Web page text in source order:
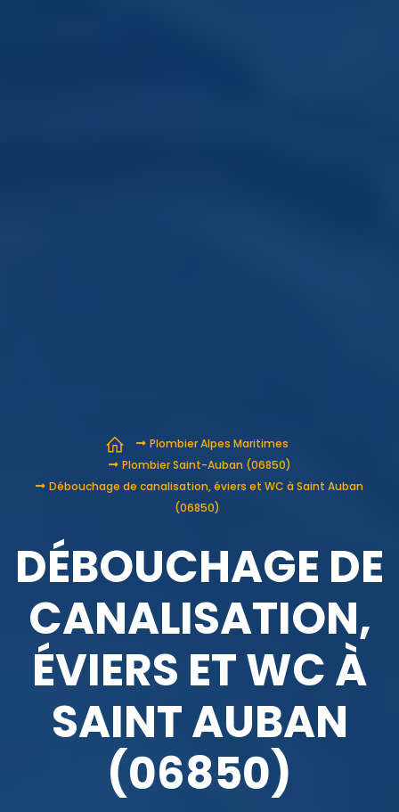
Plombier Alpes Maritimes
Plombier Saint-Auban (06850)
Débouchage de canalisation, éviers et WC à Saint Auban
(06850)
DÉBOUCHAGE DE
CANALISATION,
ÉVIERS ET WC À
SAINT AUBAN
(06850)